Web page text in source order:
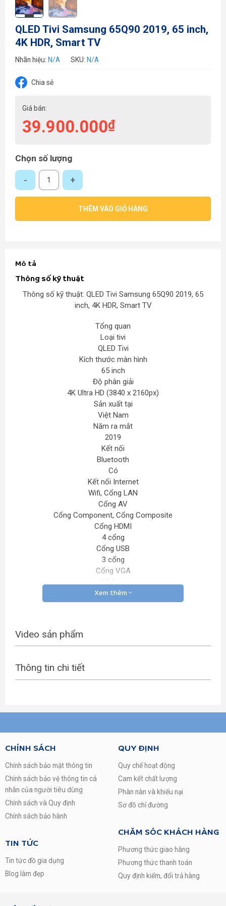
QLED Tivi Samsung 65Q90 2019, 65 inch,
4K HDR, Smart TV
Nhãn hiệu: N/A SKU: N/A
Chia sẻ
Giá bán:
39.900.000₫
Chọn số lượng
QLED Tivi Samsung 65Q90 2019, 65 inch, 4K HDR, Smart TV số lượng
THÊM VÀO GIỎ HÀNG
Mô tả
Thông số kỹ thuật
Thông số kỹ thuật: QLED Tivi Samsung 65Q90 2019, 65
inch, 4K HDR, Smart TV
Tổng quan
Loại tivi
QLED Tivi
Kích thước màn hình
65 inch
Độ phân giải
4K Ultra HD (3840 x 2160px)
Sản xuất tại
Việt Nam
Năm ra mắt
2019
Kết nối
Bluetooth
Có
Kết nối Internet
Wifi, Cổng LAN
Cổng AV
Cổng Component, Cổng Composite
Cổng HDMI
4 cổng
Cổng USB
3 cổng
Cổng VGA
Không
Cổng xuất âm thanh
Cổng Optical (Digital Audio Out)
Hé lộ chi tiết ẩn
Màu sắc tràn đầy sức sống với những sắc thái mới tuyệt
Xem thêm
Video sản phẩm
Thông tin chi tiết
CHÍNH SÁCH
Chính sách bảo mật thông tin
Chính sách bảo vệ thông tin cá
nhân của người tiêu dùng
Chính sách và Quy định
Chính sách bảo hành
TIN TỨC
Tin tức đồ gia dụng
Blog làm đẹp
QUY ĐỊNH
Quy chế hoạt động
Cam kết chất lượng
Phàn nàn và khiếu nại
Sơ đồ chỉ đường
CHĂM SÓC KHÁCH HÀNG
Phương thức giao hàng
Phương thức thanh toán
Quy định kiểm, đổi trả hàng